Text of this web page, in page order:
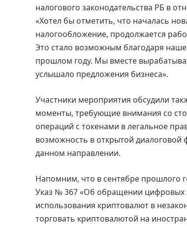
налогового законодательства РБ в
«Хотел бы отметить, что началась
налогообложение, продолжается
Это стало возможным благодаря
прошлом году. Мы вместе
услышало предложения бизнеса».
Участники мероприятия обсудили
моменты, требующие внимания со
операций с токенами в легальное
возможность в открытой
данном направлении.
Напомним, что в сентябре прошлого
Указ № 367 «Об обращении цифровых
использования криптовалют в
торговать криптовалютой на